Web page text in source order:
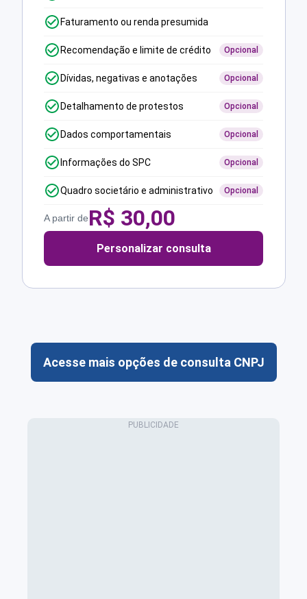
Faturamento ou renda presumida
Recomendação e limite de crédito Opcional
Dívidas, negativas e anotações Opcional
Detalhamento de protestos Opcional
Dados comportamentais Opcional
Informações do SPC Opcional
Quadro societário e administrativo Opcional
A partir deR$ 30,00
Personalizar consulta
Acesse mais opções de consulta CNPJ